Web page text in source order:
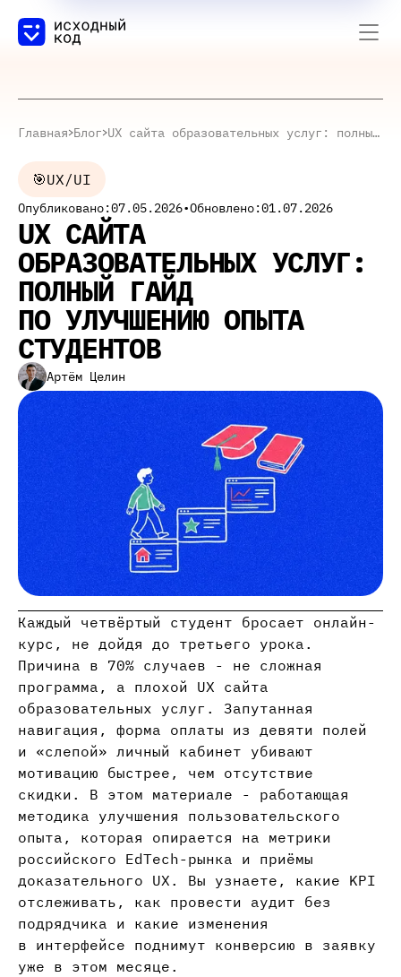
Главная Блог UX сайта образовательных услуг: полный гайд по улучшению опыта студентов
🎯UX/UI
Опубликовано:07.05.2026•Обновлено:01.07.2026
UX САЙТА
ОБРАЗОВАТЕЛЬНЫХ УСЛУГ:
ПОЛНЫЙ ГАЙД
ПО УЛУЧШЕНИЮ ОПЫТА
СТУДЕНТОВ
Артём Целин
Каждый четвёртый студент бросает онлайн-
курс, не дойдя до третьего урока.
Причина в 70% случаев - не сложная
программа, а плохой UX сайта
образовательных услуг. Запутанная
навигация, форма оплаты из девяти полей
и «слепой» личный кабинет убивают
мотивацию быстрее, чем отсутствие
скидки. В этом материале - работающая
методика улучшения пользовательского
опыта, которая опирается на метрики
российского EdTech-рынка и приёмы
доказательного UX. Вы узнаете, какие KPI
отслеживать, как провести аудит без
подрядчика и какие изменения
в интерфейсе поднимут конверсию в заявку
уже в этом месяце.